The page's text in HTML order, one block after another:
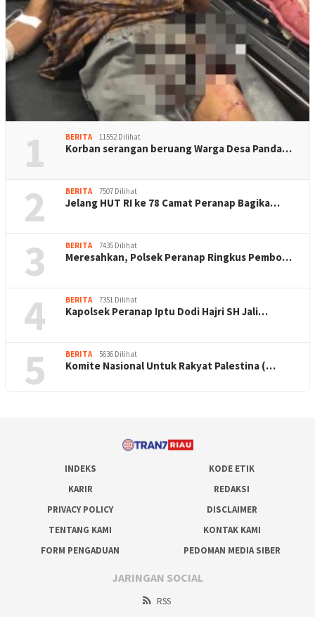
1 BERITA 11552 Dilihat
Korban serangan beruang Warga Desa Panda…
2 BERITA 7507 Dilihat
Jelang HUT RI ke 78 Camat Peranap Bagika…
3 BERITA 7435 Dilihat
Meresahkan, Polsek Peranap Ringkus Pembo…
4 BERITA 7351 Dilihat
Kapolsek Peranap Iptu Dodi Hajri SH Jali…
5 BERITA 5636 Dilihat
Komite Nasional Untuk Rakyat Palestina (…
INDEKS
KODE ETIK
KARIR
REDAKSI
PRIVACY POLICY
DISCLAIMER
TENTANG KAMI
KONTAK KAMI
FORM PENGADUAN
PEDOMAN MEDIA SIBER
JARINGAN SOCIAL
RSS